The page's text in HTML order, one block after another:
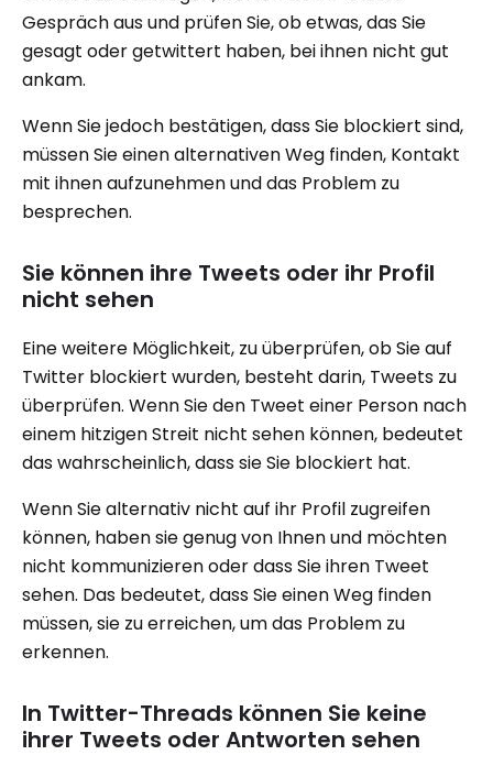
Gespräch aus und prüfen Sie, ob etwas, das Sie
gesagt oder getwittert haben, bei ihnen nicht gut
ankam.
Wenn Sie jedoch bestätigen, dass Sie blockiert sind,
müssen Sie einen alternativen Weg finden, Kontakt
mit ihnen aufzunehmen und das Problem zu
besprechen.
Sie können ihre Tweets oder ihr Profil
nicht sehen
Eine weitere Möglichkeit, zu überprüfen, ob Sie auf
Twitter blockiert wurden, besteht darin, Tweets zu
überprüfen. Wenn Sie den Tweet einer Person nach
einem hitzigen Streit nicht sehen können, bedeutet
das wahrscheinlich, dass sie Sie blockiert hat.
Wenn Sie alternativ nicht auf ihr Profil zugreifen
können, haben sie genug von Ihnen und möchten
nicht kommunizieren oder dass Sie ihren Tweet
sehen. Das bedeutet, dass Sie einen Weg finden
müssen, sie zu erreichen, um das Problem zu
erkennen.
In Twitter-Threads können Sie keine
ihrer Tweets oder Antworten sehen